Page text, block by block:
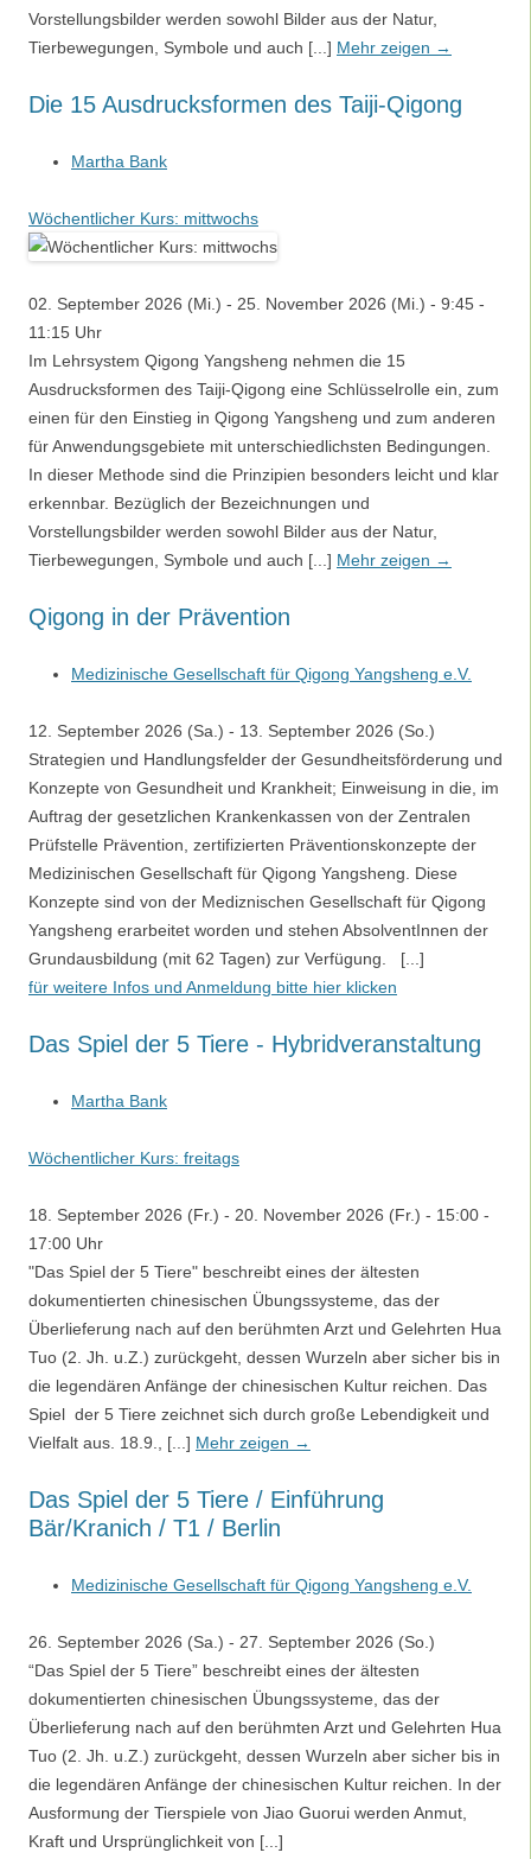
Vorstellungsbilder werden sowohl Bilder aus der Natur,
Tierbewegungen, Symbole und auch [...] Mehr zeigen →
Die 15 Ausdrucksformen des Taiji-Qigong
Martha Bank
Wöchentlicher Kurs: mittwochs
02. September 2026 (Mi.) - 25. November 2026 (Mi.) - 9:45 -
11:15 Uhr
Im Lehrsystem Qigong Yangsheng nehmen die 15
Ausdrucksformen des Taiji-Qigong eine Schlüsselrolle ein, zum
einen für den Einstieg in Qigong Yangsheng und zum anderen
für Anwendungsgebiete mit unterschiedlichsten Bedingungen.
In dieser Methode sind die Prinzipien besonders leicht und klar
erkennbar. Bezüglich der Bezeichnungen und
Vorstellungsbilder werden sowohl Bilder aus der Natur,
Tierbewegungen, Symbole und auch [...] Mehr zeigen →
Qigong in der Prävention
Medizinische Gesellschaft für Qigong Yangsheng e.V.
12. September 2026 (Sa.) - 13. September 2026 (So.)
Strategien und Handlungsfelder der Gesundheitsförderung und
Konzepte von Gesundheit und Krankheit; Einweisung in die, im
Auftrag der gesetzlichen Krankenkassen von der Zentralen
Prüfstelle Prävention, zertifizierten Präventionskonzepte der
Medizinischen Gesellschaft für Qigong Yangsheng. Diese
Konzepte sind von der Mediznischen Gesellschaft für Qigong
Yangsheng erarbeitet worden und stehen AbsolventInnen der
Grundausbildung (mit 62 Tagen) zur Verfügung. [...]
für weitere Infos und Anmeldung bitte hier klicken
Das Spiel der 5 Tiere - Hybridveranstaltung
Martha Bank
Wöchentlicher Kurs: freitags
18. September 2026 (Fr.) - 20. November 2026 (Fr.) - 15:00 -
17:00 Uhr
"Das Spiel der 5 Tiere" beschreibt eines der ältesten
dokumentierten chinesischen Übungssysteme, das der
Überlieferung nach auf den berühmten Arzt und Gelehrten Hua
Tuo (2. Jh. u.Z.) zurückgeht, dessen Wurzeln aber sicher bis in
die legendären Anfänge der chinesischen Kultur reichen. Das
Spiel der 5 Tiere zeichnet sich durch große Lebendigkeit und
Vielfalt aus. 18.9., [...] Mehr zeigen →
Das Spiel der 5 Tiere / Einführung
Bär/Kranich / T1 / Berlin
Medizinische Gesellschaft für Qigong Yangsheng e.V.
26. September 2026 (Sa.) - 27. September 2026 (So.)
“Das Spiel der 5 Tiere” beschreibt eines der ältesten
dokumentierten chinesischen Übungssysteme, das der
Überlieferung nach auf den berühmten Arzt und Gelehrten Hua
Tuo (2. Jh. u.Z.) zurückgeht, dessen Wurzeln aber sicher bis in
die legendären Anfänge der chinesischen Kultur reichen. In der
Ausformung der Tierspiele von Jiao Guorui werden Anmut,
Kraft und Ursprünglichkeit von [...]